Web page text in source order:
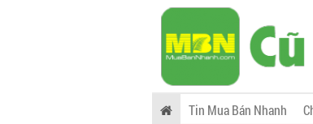
Tin Mua Bán Nhanh